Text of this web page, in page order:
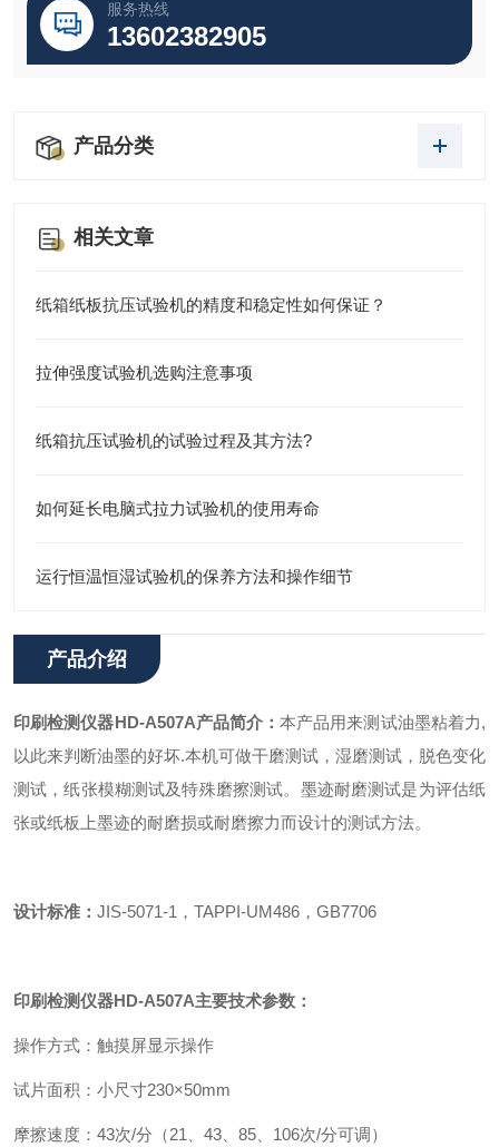
服务热线
13602382905
产品分类
相关文章
纸箱纸板抗压试验机的精度和稳定性如何保证？
拉伸强度试验机选购注意事项
纸箱抗压试验机的试验过程及其方法?
如何延长电脑式拉力试验机的使用寿命
运行恒温恒湿试验机的保养方法和操作细节
产品介绍
印刷检测仪器HD-A507A产品简介： 本产品用来测试油墨粘着力,
以此来判断油墨的好坏.本机可做干磨测试，湿磨测试，脱色变化
测试，纸张模糊测试及特殊磨擦测试。墨迹耐磨测试是为评估纸
张或纸板上墨迹的耐磨损或耐磨擦力而设计的测试方法。
设计标准： JIS-5071-1，TAPPI-UM486，GB7706
印刷检测仪器HD-A507A主要技术参数：
操作方式：触摸屏显示操作
试片面积：小尺寸230×50mm
摩擦速度：43次/分（21、43、85、106次/分可调）